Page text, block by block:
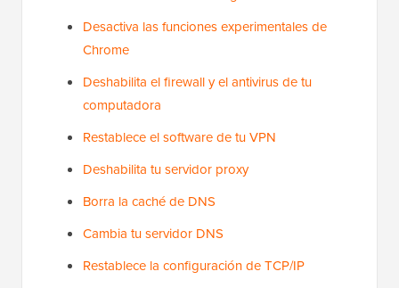
Desactiva las funciones experimentales de
Chrome
Deshabilita el firewall y el antivirus de tu
computadora
Restablece el software de tu VPN
Deshabilita tu servidor proxy
Borra la caché de DNS
Cambia tu servidor DNS
Restablece la configuración de TCP/IP